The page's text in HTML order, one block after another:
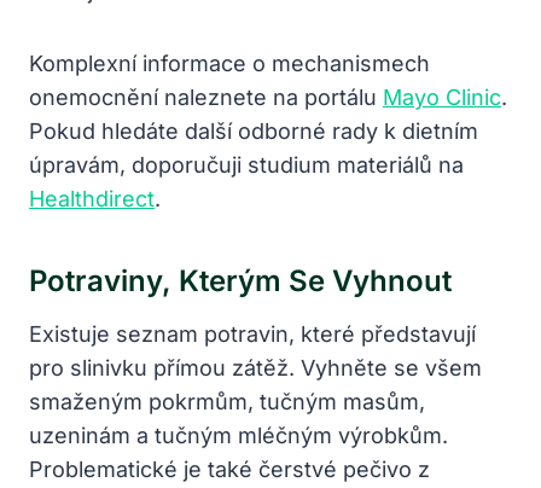
Komplexní informace o mechanismech
onemocnění naleznete na portálu Mayo Clinic.
Pokud hledáte další odborné rady k dietním
úpravám, doporučuji studium materiálů na
Healthdirect.
Potraviny, Kterým Se Vyhnout
Existuje seznam potravin, které představují
pro slinivku přímou zátěž. Vyhněte se všem
smaženým pokrmům, tučným masům,
uzeninám a tučným mléčným výrobkům.
Problematické je také čerstvé pečivo z